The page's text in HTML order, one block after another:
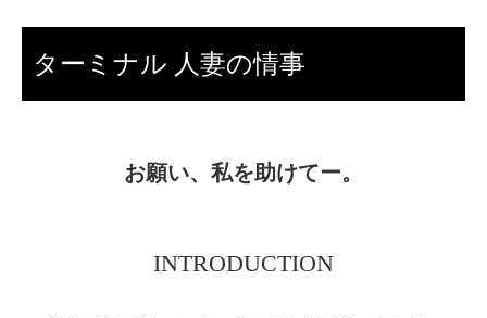
ターミナル 人妻の情事
お願い、私を助けてー。
INTRODUCTION